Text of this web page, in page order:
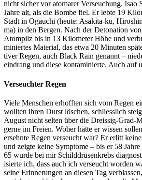
nicht sich­er vor atom­ar­er Verseuchung. Isao
Jahre alt, als die Bombe fiel. Er lebte 19
Stadt in Ogauchi (heute: Asaki­ta-ku,
ma) in den Bergen. Nach der Det­o­na­tion
Atom­pilz bis in 13 Kilo­me­ter Höhe und
miniertes Mate­r­i­al, das etwa 20 Minuten
tiv­er Regen, auch Black Rain genan­nt –
ein­drang und diese kon­t­a­minierte. Auch auf
Verseuchter Regen
Viele Men­schen erhofften sich vom Regen
woll­ten ihren Durst löschen, schliesslich
August nicht sel­ten über die Dreis­sig-Grad-
gerne im Freien. Woher hätte er wis­sen
ersehnte Regen verseucht war? Er erlitt
und zeigte keine Symp­tome – bis er 58
65 wurde bei mir Schild­drüsenkrebs
isierte ich, dass auch ich verseucht wor­den
seine Erin­nerun­gen an diesen Tag